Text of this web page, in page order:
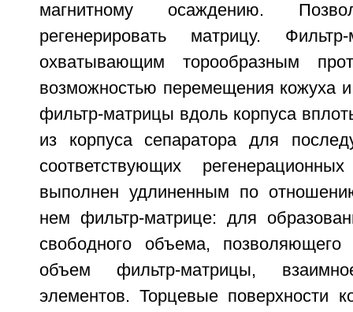
магнитному осаждению.
регенерировать матрицу.
охватывающим торообразным
возможностью перемещения кожуха
фильтр-матрицы вдоль корпуса
из корпуса сепаратора для
соответствующих
выполнен удлиненным по
нем фильтр-матрице: для
свободного объема,
объем фильтр-матрицы,
элементов. Торцевые поверхности